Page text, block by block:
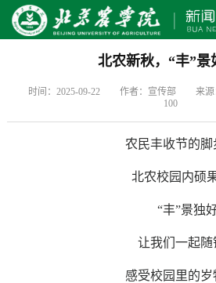
北农新秋，“丰”景
时间：2025-09-22 作者：宣传部 来
100
农民丰收节的脚
北农校园内硕
“丰”景独
让我们一起随
感受校园里的岁